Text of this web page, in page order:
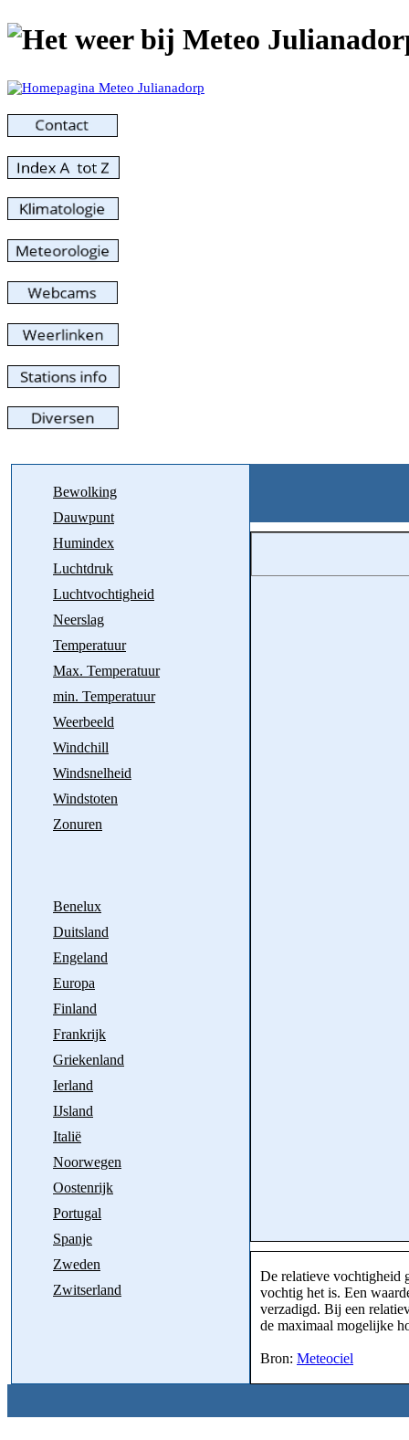
Bewolking
Dauwpunt
Humindex
Luchtdruk
Luchtvochtigheid
Neerslag
Temperatuur
Max. Temperatuur
min. Temperatuur
Weerbeeld
Windchill
Windsnelheid
Windstoten
Zonuren
Benelux
Duitsland
Engeland
Europa
Finland
Frankrijk
Griekenland
Ierland
IJsland
Italië
Noorwegen
Oostenrijk
Portugal
Spanje
Zweden
Zwitserland
De relatieve vochtigheid
vochtig het is. Een
verzadigd. Bij een
de maximaal mogelijke
Bron: Meteociel